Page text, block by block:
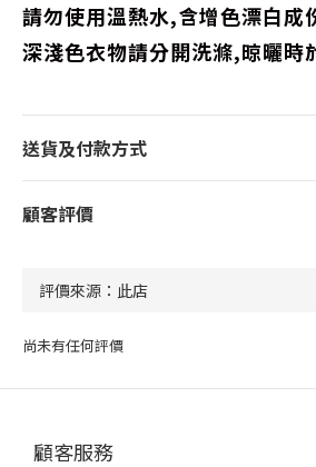
請勿使用溫熱水,含增色漂白成
深淺色衣物請分開洗滌,晾曬時
送貨及付款方式
顧客評價
尚未有任何評價
顧客服務